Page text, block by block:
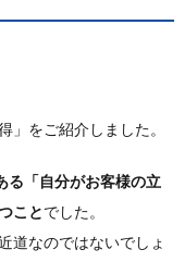
」をご紹介しました。
る「自分がお客様の立
ことでした。
道なのではないでしょ